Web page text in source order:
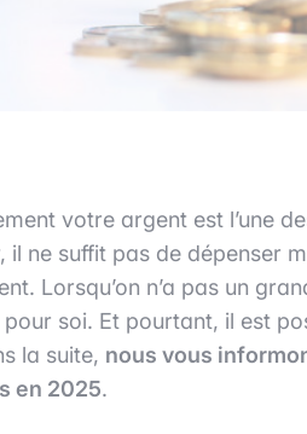
votre argent est l’une
il ne suffit pas de dépenser
Lorsqu’on n’a pas un
soi. Et pourtant, il est
la suite, nous vous
en 2025.